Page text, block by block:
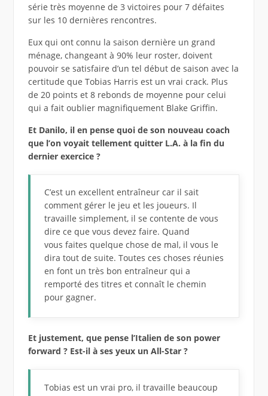
série très moyenne de 3 victoires pour 7 défaites
sur les 10 dernières rencontres.
Eux qui ont connu la saison dernière un grand
ménage, changeant à 90% leur roster, doivent
pouvoir se satisfaire d’un tel début de saison avec la
certitude que Tobias Harris est un vrai crack. Plus
de 20 points et 8 rebonds de moyenne pour celui
qui a fait oublier magnifiquement Blake Griffin.
Et Danilo, il en pense quoi de son nouveau coach
que l’on voyait tellement quitter L.A. à la fin du
dernier exercice ?
C’est un excellent entraîneur car il sait
comment gérer le jeu et les joueurs. Il
travaille simplement, il se contente de vous
dire ce que vous devez faire. Quand
vous faites quelque chose de mal, il vous le
dira tout de suite. Toutes ces choses réunies
en font un très bon entraîneur qui a
remporté des titres et connaît le chemin
pour gagner.
Et justement, que pense l’Italien de son power
forward ? Est-il à ses yeux un All-Star ?
Tobias est un vrai pro, il travaille beaucoup